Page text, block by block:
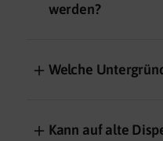
werden?
＋ Welche
＋ Kann auf alte